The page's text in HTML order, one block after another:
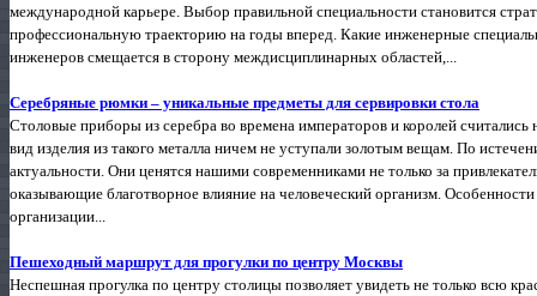
международной карьере. Выбор правильной специальности становится
профессиональную траекторию на годы вперед. Какие инженерные
инженеров смещается в сторону междисциплинарных областей,...
Серебряные рюмки – уникальные предметы для сервировки стола
Столовые приборы из серебра во времена императоров и королей
вид изделия из такого металла ничем не уступали золотым вещам. По
актуальности. Они ценятся нашими современниками не только за
оказывающие благотворное влияние на человеческий организм.
организации...
Пешеходный маршрут для прогулки по центру Москвы
Неспешная прогулка по центру столицы позволяет увидеть не только всю